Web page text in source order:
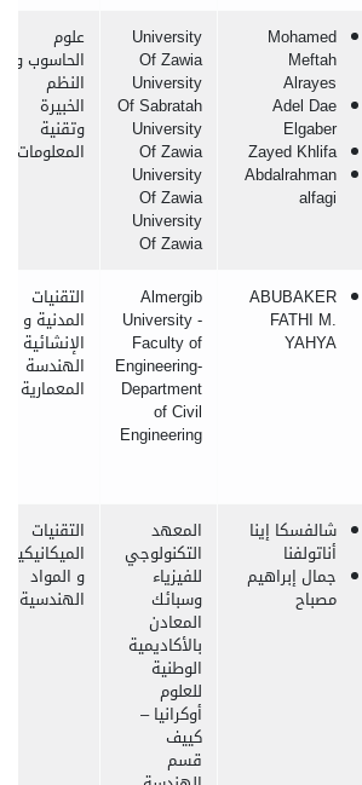
Mohamed
Meftah
Alrayes
Adel Dae
Elgaber
Zayed Khlifa
Abdalrahman
alfagi
University
Of Zawia
University
Of Sabratah
University
Of Zawia
University
Of Zawia
University
Of Zawia
علوم
الحاسوب و
النظم
الخبيرة
وتقنية
المعلومات
ABUBAKER
FATHI M.
YAHYA
Almergib
University -
Faculty of
Engineering-
Department
of Civil
Engineering
التقنيات
المدنية و
الإنشائية و
الهندسة
المعمارية
شالفسكا إينا
أناتولفنا
جمال إبراهيم
مصباح
المعهد
التكنولوجي
للفيزياء
وسبائك
المعادن
بالأكاديمية
الوطنية
للعلوم
أوكرانيا –
كييف
قسم
التقنيات
الميكانيكية
و المواد
الهندسية